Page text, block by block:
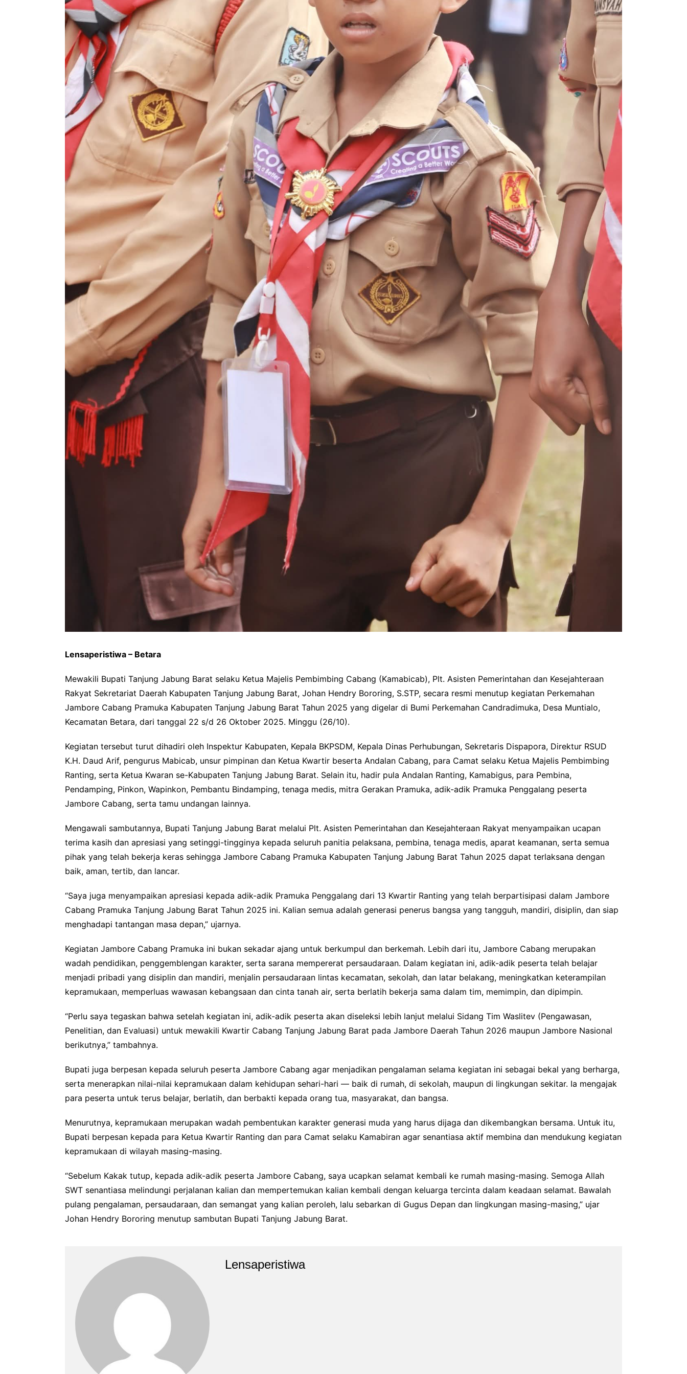
Lensaperistiwa – Betara
Mewakili Bupati Tanjung Jabung Barat selaku Ketua Majelis Pembimbing Cabang (Kamabicab), Plt. Asisten Pemerintahan dan Kesejahteraan
Rakyat Sekretariat Daerah Kabupaten Tanjung Jabung Barat, Johan Hendry Bororing, S.STP, secara resmi menutup kegiatan Perkemahan
Jambore Cabang Pramuka Kabupaten Tanjung Jabung Barat Tahun 2025 yang digelar di Bumi Perkemahan Candradimuka, Desa Muntialo,
Kecamatan Betara, dari tanggal 22 s/d 26 Oktober 2025. Minggu (26/10).
Kegiatan tersebut turut dihadiri oleh Inspektur Kabupaten, Kepala BKPSDM, Kepala Dinas Perhubungan, Sekretaris Dispapora, Direktur RSUD
K.H. Daud Arif, pengurus Mabicab, unsur pimpinan dan Ketua Kwartir beserta Andalan Cabang, para Camat selaku Ketua Majelis Pembimbing
Ranting, serta Ketua Kwaran se-Kabupaten Tanjung Jabung Barat. Selain itu, hadir pula Andalan Ranting, Kamabigus, para Pembina,
Pendamping, Pinkon, Wapinkon, Pembantu Bindamping, tenaga medis, mitra Gerakan Pramuka, adik-adik Pramuka Penggalang peserta
Jambore Cabang, serta tamu undangan lainnya.
Mengawali sambutannya, Bupati Tanjung Jabung Barat melalui Plt. Asisten Pemerintahan dan Kesejahteraan Rakyat menyampaikan ucapan
terima kasih dan apresiasi yang setinggi-tingginya kepada seluruh panitia pelaksana, pembina, tenaga medis, aparat keamanan, serta semua
pihak yang telah bekerja keras sehingga Jambore Cabang Pramuka Kabupaten Tanjung Jabung Barat Tahun 2025 dapat terlaksana dengan
baik, aman, tertib, dan lancar.
“Saya juga menyampaikan apresiasi kepada adik-adik Pramuka Penggalang dari 13 Kwartir Ranting yang telah berpartisipasi dalam Jambore
Cabang Pramuka Tanjung Jabung Barat Tahun 2025 ini. Kalian semua adalah generasi penerus bangsa yang tangguh, mandiri, disiplin, dan siap
menghadapi tantangan masa depan,” ujarnya.
Kegiatan Jambore Cabang Pramuka ini bukan sekadar ajang untuk berkumpul dan berkemah. Lebih dari itu, Jambore Cabang merupakan
wadah pendidikan, penggemblengan karakter, serta sarana mempererat persaudaraan. Dalam kegiatan ini, adik-adik peserta telah belajar
menjadi pribadi yang disiplin dan mandiri, menjalin persaudaraan lintas kecamatan, sekolah, dan latar belakang, meningkatkan keterampilan
kepramukaan, memperluas wawasan kebangsaan dan cinta tanah air, serta berlatih bekerja sama dalam tim, memimpin, dan dipimpin.
“Perlu saya tegaskan bahwa setelah kegiatan ini, adik-adik peserta akan diseleksi lebih lanjut melalui Sidang Tim Waslitev (Pengawasan,
Penelitian, dan Evaluasi) untuk mewakili Kwartir Cabang Tanjung Jabung Barat pada Jambore Daerah Tahun 2026 maupun Jambore Nasional
berikutnya,” tambahnya.
Bupati juga berpesan kepada seluruh peserta Jambore Cabang agar menjadikan pengalaman selama kegiatan ini sebagai bekal yang berharga,
serta menerapkan nilai-nilai kepramukaan dalam kehidupan sehari-hari — baik di rumah, di sekolah, maupun di lingkungan sekitar. Ia mengajak
para peserta untuk terus belajar, berlatih, dan berbakti kepada orang tua, masyarakat, dan bangsa.
Menurutnya, kepramukaan merupakan wadah pembentukan karakter generasi muda yang harus dijaga dan dikembangkan bersama. Untuk itu,
Bupati berpesan kepada para Ketua Kwartir Ranting dan para Camat selaku Kamabiran agar senantiasa aktif membina dan mendukung kegiatan
kepramukaan di wilayah masing-masing.
“Sebelum Kakak tutup, kepada adik-adik peserta Jambore Cabang, saya ucapkan selamat kembali ke rumah masing-masing. Semoga Allah
SWT senantiasa melindungi perjalanan kalian dan mempertemukan kalian kembali dengan keluarga tercinta dalam keadaan selamat. Bawalah
pulang pengalaman, persaudaraan, dan semangat yang kalian peroleh, lalu sebarkan di Gugus Depan dan lingkungan masing-masing,” ujar
Johan Hendry Bororing menutup sambutan Bupati Tanjung Jabung Barat.
Lensaperistiwa